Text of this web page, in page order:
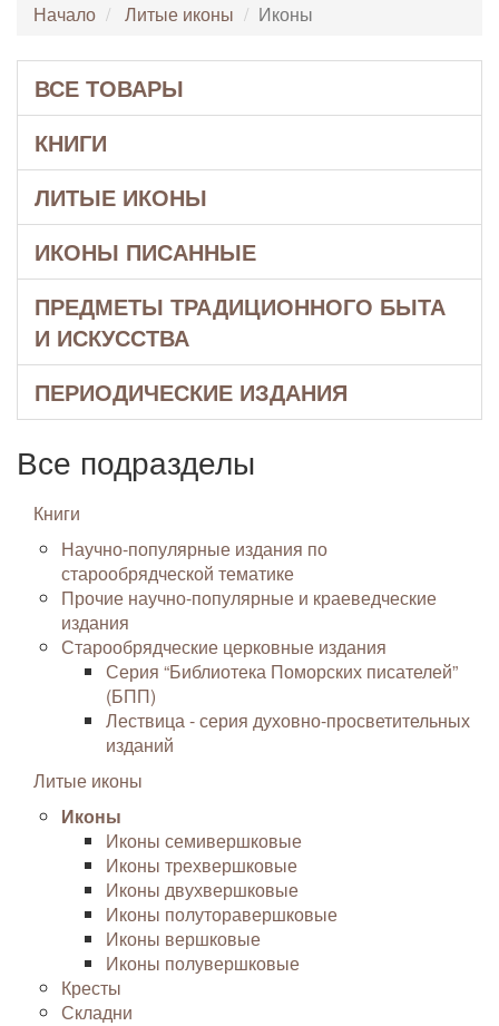
Начало Литые иконы Иконы
ВСЕ ТОВАРЫ
КНИГИ
ЛИТЫЕ ИКОНЫ
ИКОНЫ ПИСАННЫЕ
ПРЕДМЕТЫ ТРАДИЦИОННОГО БЫТА
И ИСКУССТВА
ПЕРИОДИЧЕСКИЕ ИЗДАНИЯ
Все подразделы
Книги
Научно-популярные издания по
старообрядческой тематике
Прочие научно-популярные и краеведческие
издания
Старообрядческие церковные издания
Серия “Библиотека Поморских писателей”
(БПП)
Лествица - серия духовно-просветительных
изданий
Литые иконы
Иконы
Иконы семивершковые
Иконы трехвершковые
Иконы двухвершковые
Иконы полуторавершковые
Иконы вершковые
Иконы полувершковые
Кресты
Складни